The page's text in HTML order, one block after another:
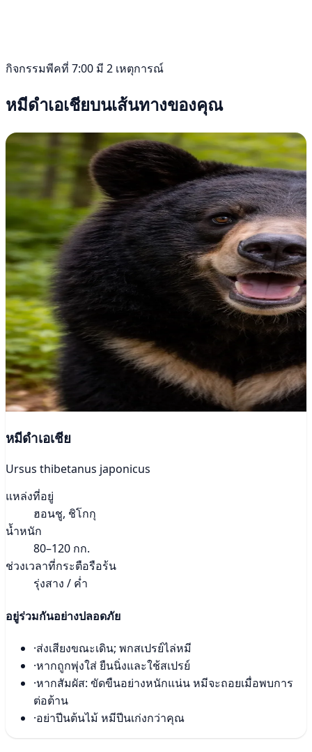
กิจกรรมพีคที่ 7:00 มี 2 เหตุการณ์
หมีดำเอเชียบนเส้นทางของคุณ
หมีดำเอเชีย
Ursus thibetanus japonicus
แหล่งที่อยู่
ฮอนชู, ชิโกกุ
น้ำหนัก
80–120 กก.
ช่วงเวลาที่กระตือรือร้น
รุ่งสาง / ค่ำ
อยู่ร่วมกันอย่างปลอดภัย
·ส่งเสียงขณะเดิน; พกสเปรย์ไล่หมี
·หากถูกพุ่งใส่ ยืนนิ่งและใช้สเปรย์
·หากสัมผัส: ขัดขืนอย่างหนักแน่น หมีจะถอยเมื่อพบการ
ต่อต้าน
·อย่าปีนต้นไม้ หมีปีนเก่งกว่าคุณ